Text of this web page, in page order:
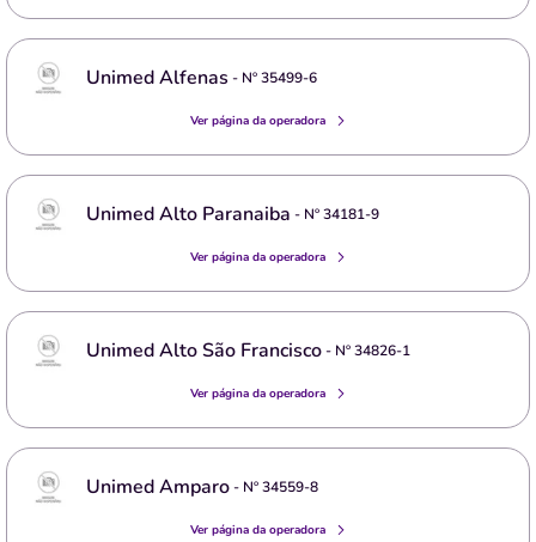
Unimed Alfenas - Nº35499-6
Ver página da operadora
Unimed Alto Paranaiba - Nº34181-9
Ver página da operadora
Unimed Alto São Francisco- Nº34826-1
Ver página da operadora
Unimed Amparo- Nº34559-8
Ver página da operadora